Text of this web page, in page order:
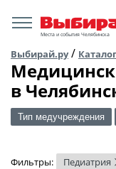
Места и события Челябинска
Выбирай.ру/ Каталог
в
Тип медучреждения
Фильтры: Педиатрия